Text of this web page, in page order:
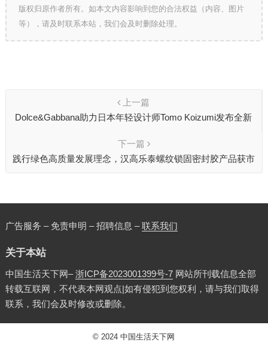
版权归原作者所有。如本文内容影响到您的合法权益（内容、图片
等），请及时联系本站，我们会及时删除处理。
上一篇
Dolce&Gabbana助力日本年轻设计师Tomo Koizumi发布全新
下一篇
践行绿色高质量发展理念，汉高乐泰螺纹锁固密封胶产品获市
广告服务 – 免责申明 – 招聘信息 –联系我们
关于本站
中国生活天下网–浙ICP备2023001399号-7网站所刊载信息全部
转载互联网，不代表本网观点|如有侵犯到您权利，请与我们取得
联系，我们会及时修改或删除。
© 2024中国生活天下网